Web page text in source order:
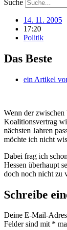
Suche
14. 11. 2005
17:20
Politik
Das Beste
ein Artikel
Wenn der
Koalitionsvertrag
nächsten Jahren
möchte ich nicht
Dabei frag ich
Hessen überhaupt
doch noch nicht zu
Schreibe
Deine E-Mail-
Felder sind mit *